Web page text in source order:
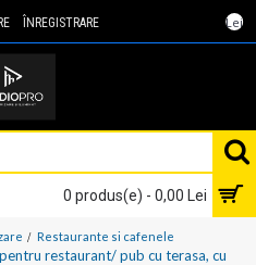
Lei
ÎNREGISTRARE
0 produs(e) - 0,00 Lei
Restaurante si cafenele
restaurant/ pub cu terasa, cu